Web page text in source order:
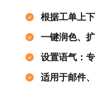
根据工单上
一键润色、
设置语气：
适用于邮件